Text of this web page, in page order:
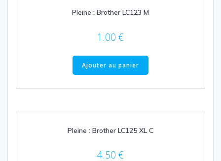
Pleine : Brother LC123 M
1.00 €
Ajouter au panier
Pleine : Brother LC125 XL C
4.50 €